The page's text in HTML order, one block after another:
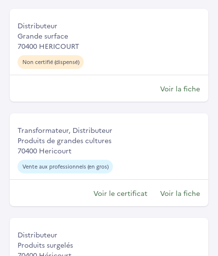
Distributeur
Grande surface
70400 HERICOURT
Non certifié (dispensé)
Voir la fiche
Transformateur, Distributeur
Produits de grandes cultures
70400 Hericourt
Vente aux professionnels (en gros)
Voir le certificat Voir la fiche
Distributeur
Produits surgelés